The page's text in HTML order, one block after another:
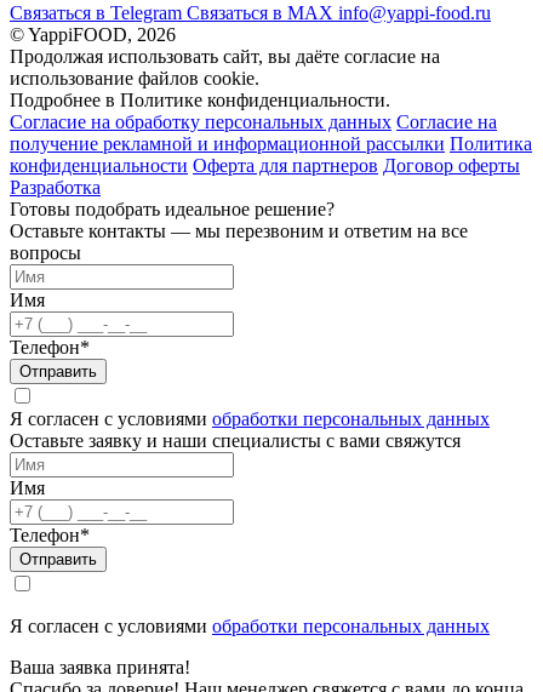
Связаться в Telegram Связаться в МАХ info@yappi-food.ru
© YappiFOOD, 2026
Продолжая использовать сайт, вы даёте согласие на
использование файлов cookie.
Подробнее в Политике конфиденциальности.
Согласие на обработку персональных данных Согласие на
получение рекламной и информационной рассылки Политика
конфиденциальности Оферта для партнеров Договор оферты
Разработка
Готовы подобрать идеальное решение?
Оставьте контакты — мы перезвоним и ответим на все
вопросы
Имя
Телефон*
Отправить
Я согласен с условиями обработки персональных данных
Оставьте заявку и наши специалисты с вами свяжутся
Имя
Телефон*
Отправить
Я согласен с условиями обработки персональных данных
Ваша заявка принята!